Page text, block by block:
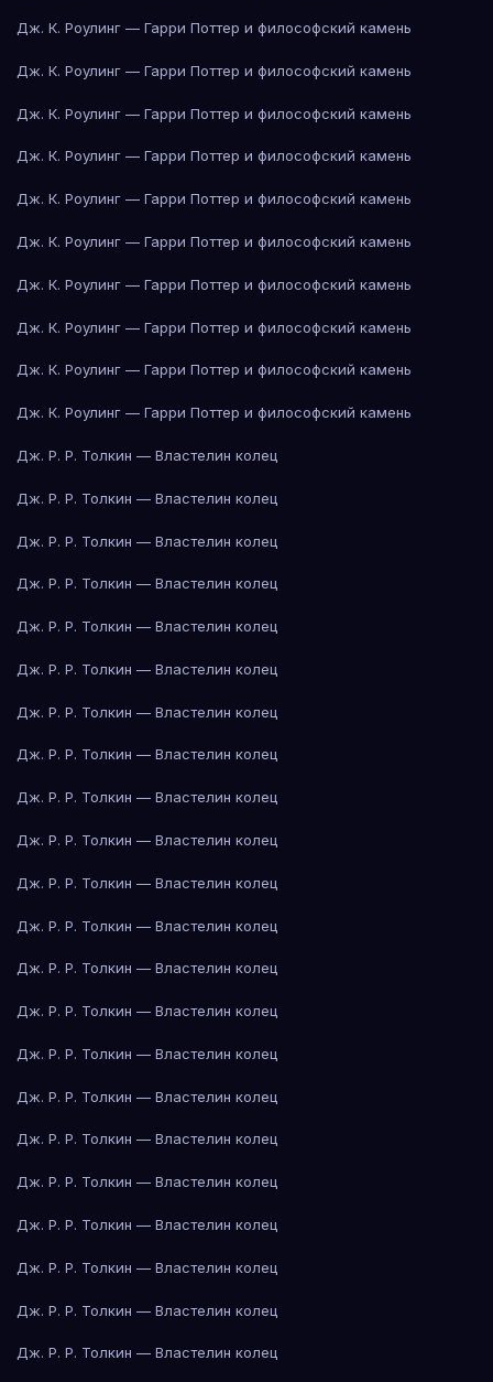
Дж. К. Роулинг — Гарри Поттер и философский камень
Дж. К. Роулинг — Гарри Поттер и философский камень
Дж. К. Роулинг — Гарри Поттер и философский камень
Дж. К. Роулинг — Гарри Поттер и философский камень
Дж. К. Роулинг — Гарри Поттер и философский камень
Дж. К. Роулинг — Гарри Поттер и философский камень
Дж. К. Роулинг — Гарри Поттер и философский камень
Дж. К. Роулинг — Гарри Поттер и философский камень
Дж. К. Роулинг — Гарри Поттер и философский камень
Дж. К. Роулинг — Гарри Поттер и философский камень
Дж. Р. Р. Толкин — Властелин колец
Дж. Р. Р. Толкин — Властелин колец
Дж. Р. Р. Толкин — Властелин колец
Дж. Р. Р. Толкин — Властелин колец
Дж. Р. Р. Толкин — Властелин колец
Дж. Р. Р. Толкин — Властелин колец
Дж. Р. Р. Толкин — Властелин колец
Дж. Р. Р. Толкин — Властелин колец
Дж. Р. Р. Толкин — Властелин колец
Дж. Р. Р. Толкин — Властелин колец
Дж. Р. Р. Толкин — Властелин колец
Дж. Р. Р. Толкин — Властелин колец
Дж. Р. Р. Толкин — Властелин колец
Дж. Р. Р. Толкин — Властелин колец
Дж. Р. Р. Толкин — Властелин колец
Дж. Р. Р. Толкин — Властелин колец
Дж. Р. Р. Толкин — Властелин колец
Дж. Р. Р. Толкин — Властелин колец
Дж. Р. Р. Толкин — Властелин колец
Дж. Р. Р. Толкин — Властелин колец
Дж. Р. Р. Толкин — Властелин колец
Дж. Р. Р. Толкин — Властелин колец